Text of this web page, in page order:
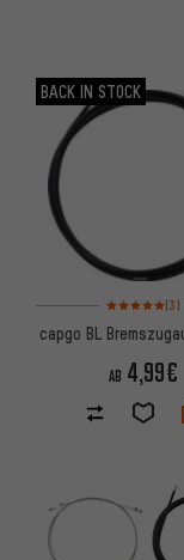
BACK IN STOCK
(3)
capgo BL
AB 4,99€